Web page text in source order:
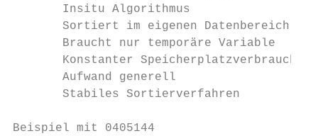
       Insitu Algorithmus
       Sortiert im eigenen Datenbereich
       Braucht nur temporäre Variable
       Konstanter Speicherplatzverbrauch
       Aufwand generell
       Stabiles Sortierverfahren
Beispiel mit 0405144